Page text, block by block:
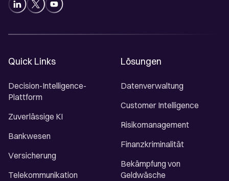
Quick Links
Decision-Intelligence-
Plattform
Zuverlässige KI
Bankwesen
Versicherung
Telekommunikation
Lösungen
Datenverwaltung
Customer Intelligence
Risikomanagement
Finanzkriminalität
Bekämpfung von
Geldwäsche